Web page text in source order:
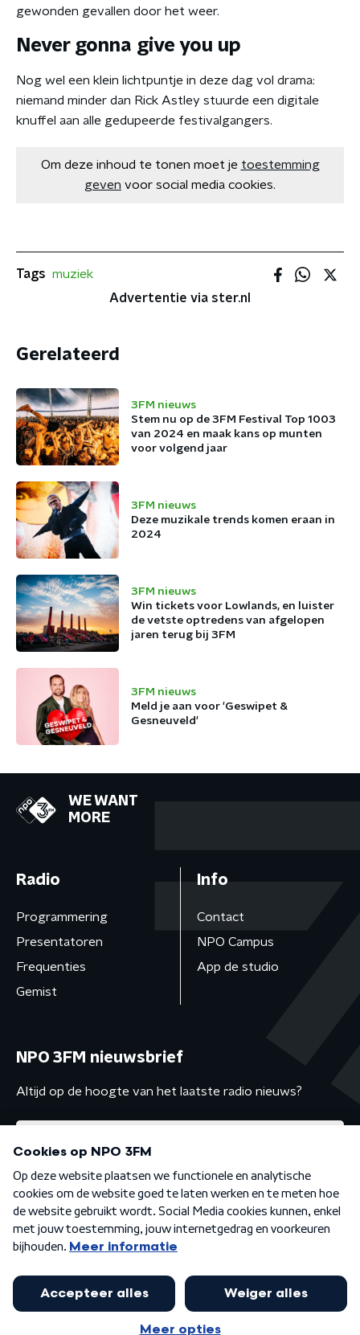
gewonden gevallen door het weer.
Never gonna give you up
Nog wel een klein lichtpuntje in deze dag vol drama:
niemand minder dan Rick Astley stuurde een digitale
knuffel aan alle gedupeerde festivalgangers.
Om deze inhoud te tonen moet je toestemming
geven voor social media cookies.
Tags muziek
Advertentie via ster.nl
Gerelateerd
3FM nieuws
Stem nu op de 3FM Festival Top 1003
van 2024 en maak kans op munten
voor volgend jaar
3FM nieuws
Deze muzikale trends komen eraan in
2024
3FM nieuws
Win tickets voor Lowlands, en luister
de vetste optredens van afgelopen
jaren terug bij 3FM
3FM nieuws
Meld je aan voor 'Geswipet &
Gesneuveld'
WE WANT
MORE
Radio
Programmering
Presentatoren
Frequenties
Gemist
Info
Contact
NPO Campus
App de studio
NPO 3FM nieuwsbrief
Altijd op de hoogte van het laatste radio nieuws?
Algemene voorwaarden Privacybeleid